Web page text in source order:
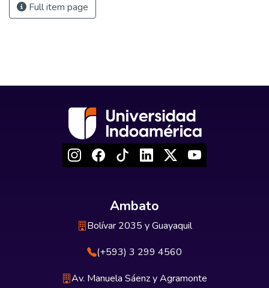
Full item page
Ambato
Bolívar 2035 y Guayaquil
(+593) 3 299 4560
Av. Manuela Sáenz y Agramonte